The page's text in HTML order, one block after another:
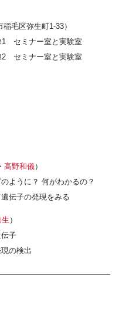
毛区弥生町1-33）
1 セミナー室と実験室
2 セミナー室と実験室
・ 高野和儀）
ように？ 何がわかるの？
伝子の発現をみる
）
子
の検出